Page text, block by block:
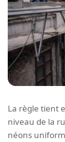
La règle tient
niveau de la
néons